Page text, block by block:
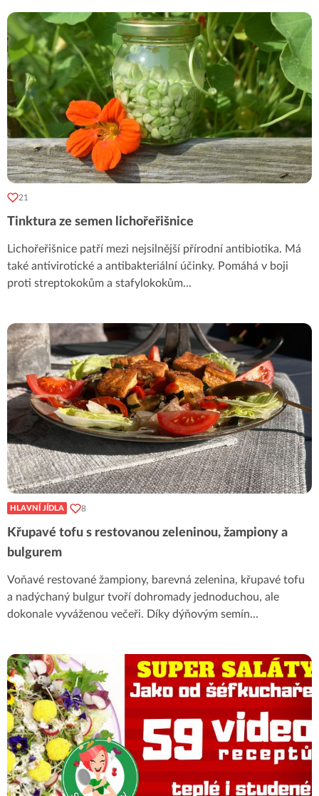
21
Tinktura ze semen lichořeřišnice
Lichořeřišnice patří mezi nejsilnější přírodní antibiotika. Má
také antivirotické a antibakteriální účinky. Pomáhá v boji
proti streptokokům a stafylokokům...
HLAVNÍ JÍDLA 8
Křupavé tofu s restovanou zeleninou, žampiony a
bulgurem
Voňavé restované žampiony, barevná zelenina, křupavé tofu
a nadýchaný bulgur tvoří dohromady jednoduchou, ale
dokonale vyváženou večeři. Díky dýňovým semín...